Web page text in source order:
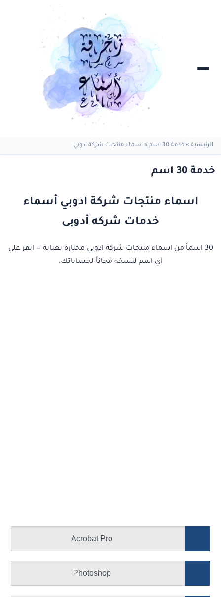
الرئيسية » خدمة 30 اسم » اسماء منتجات شركة ادوبي
خدمة 30 اسم
اسماء منتجات شركة ادوبي أسماء
خدمات شركه أدوبى
30 اسماً من اسماء منتجات شركة ادوبي مختارة بعناية — انقر على
أي اسم لنسخه مجاناً لحساباتك.